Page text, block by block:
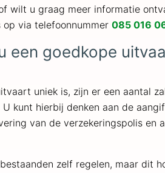
wilt u graag meer informatie
via telefoonnummer 085 016
een goedkope
uniek is, zijn er een aantal
kunt hierbij denken aan de
van de verzekeringspolis en
zelf regelen, maar dit